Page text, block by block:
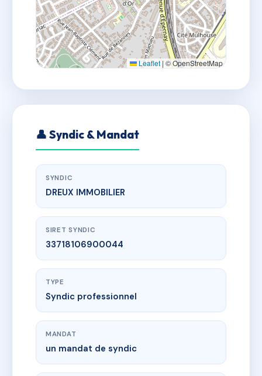
Leaflet | © OpenStreetMap
👤 Syndic & Mandat
SYNDIC
DREUX IMMOBILIER
SIRET SYNDIC
33718106900044
TYPE
Syndic professionnel
MANDAT
un mandat de syndic